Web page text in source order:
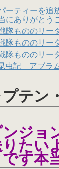
ーティーを
にありがとう
隊もののリ
隊もののリー
隊もののリー
虫記 アブラ
テン
ジョ
りた
す本